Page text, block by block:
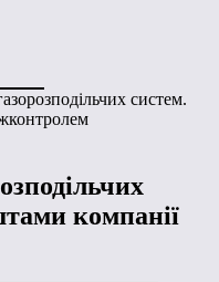
систем.
компанії